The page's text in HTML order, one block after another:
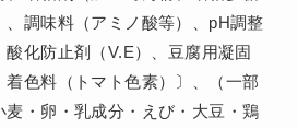
、調味料（アミノ酸等）、pH調整
酸化防止剤（V.E）、豆腐用凝固
着色料（トマト色素）〕、（一部
麦・卵・乳成分・えび・大豆・鶏